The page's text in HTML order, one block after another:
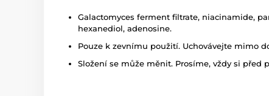
Galactomyces ferment filtrate, niacinamide,
hexanediol, adenosine.
Pouze k zevnímu použití. Uchovávejte mimo
Složení se může měnit. Prosíme, vždy si